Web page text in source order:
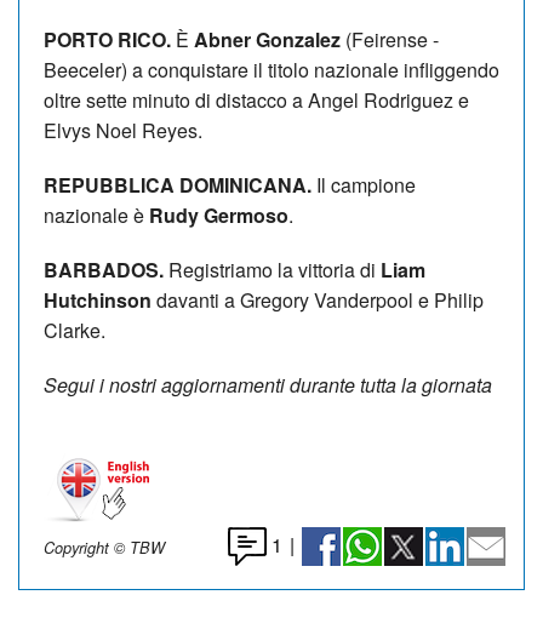
PORTO RICO. È Abner Gonzalez (Feirense -
Beeceler) a conquistare il titolo nazionale infliggendo
oltre sette minuto di distacco a Angel Rodriguez e
Elvys Noel Reyes.
REPUBBLICA DOMINICANA. Il campione
nazionale è Rudy Germoso.
BARBADOS. Registriamo la vittoria di Liam
Hutchinson davanti a Gregory Vanderpool e Philip
Clarke.
Segui i nostri aggiornamenti durante tutta la giornata
Copyright © TBW 1 |